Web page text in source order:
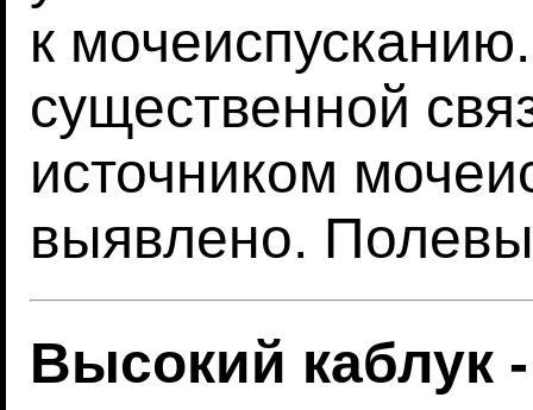
к
существенной
источником
выявлено.
Высокий каблук -